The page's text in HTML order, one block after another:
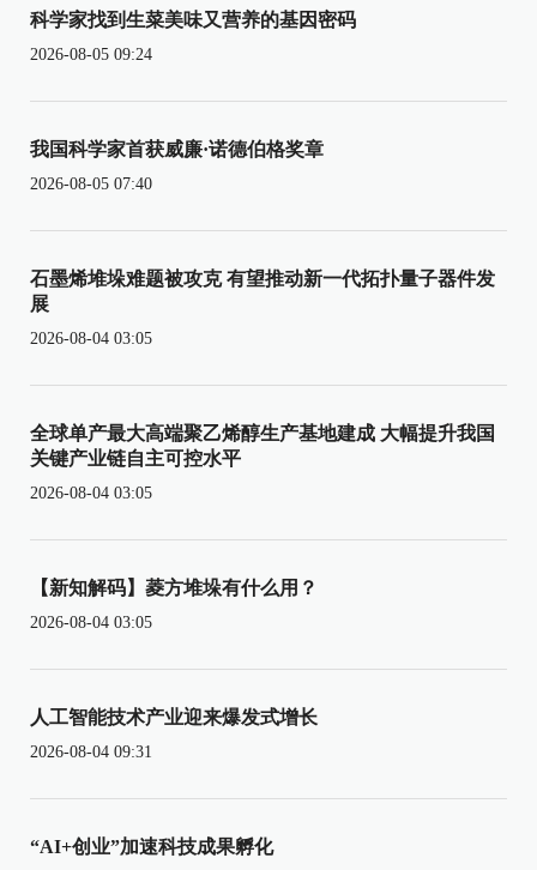
科学家找到生菜美味又营养的基因密码
2026-08-05 09:24
我国科学家首获威廉·诺德伯格奖章
2026-08-05 07:40
石墨烯堆垛难题被攻克 有望推动新一代拓扑量子器件发
展
2026-08-04 03:05
全球单产最大高端聚乙烯醇生产基地建成 大幅提升我国
关键产业链自主可控水平
2026-08-04 03:05
【新知解码】菱方堆垛有什么用？
2026-08-04 03:05
人工智能技术产业迎来爆发式增长
2026-08-04 09:31
“AI+创业”加速科技成果孵化